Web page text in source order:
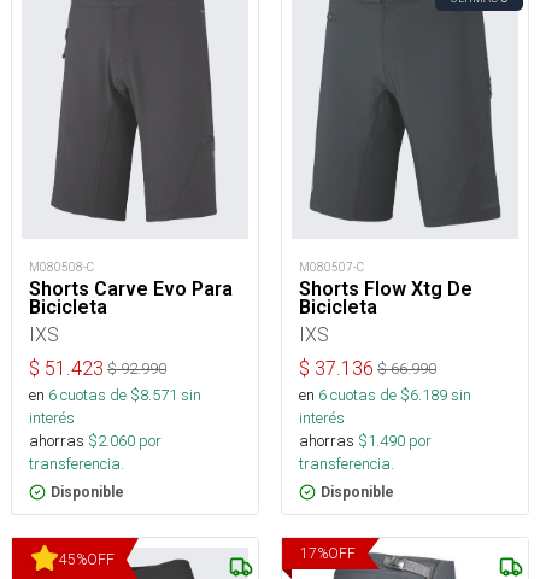
M080508-C
Shorts Carve Evo Para
Bicicleta
IXS
$ 51.423 $92.990
en 6cuotas de $8.571 sin
interés
ahorras $2.060 por
transferencia.
Disponible
M080507-C
Shorts Flow Xtg De
Bicicleta
IXS
$ 37.136 $66.990
en 6cuotas de $6.189sin
interés
ahorras $1.490 por
transferencia.
Disponible
45%OFF 17%OFF